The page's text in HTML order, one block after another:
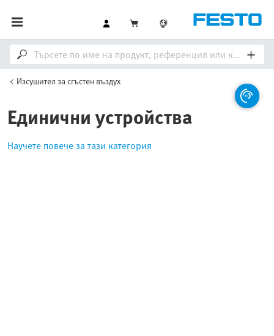
Изсушител за сгъстен въздух
Единични устройства
Научете повече за тази категория